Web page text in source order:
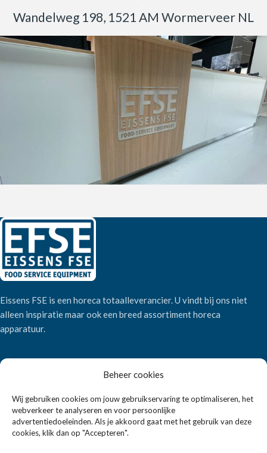
Beheer cookies
Wij gebruiken cookies om jouw gebruikservaring te optimaliseren, het
webverkeer te analyseren en voor persoonlijke
advertentiedoeleinden. Als je akkoord gaat met het gebruik van deze
cookies, klik dan op "Accepteren".
Wandelweg 198, 1521 AM Wormerveer NL
Eissens FSE is een horeca totaalleverancier. U vindt bij ons niet
alleen inspiratie maar ook een breed assortiment horeca
apparatuur.
Wandelweg 198, 1521 AM Wormerveer
+31 6 2708 6347
E-mail:verkoop@eissensfse.nl
KLANTENSERVICE